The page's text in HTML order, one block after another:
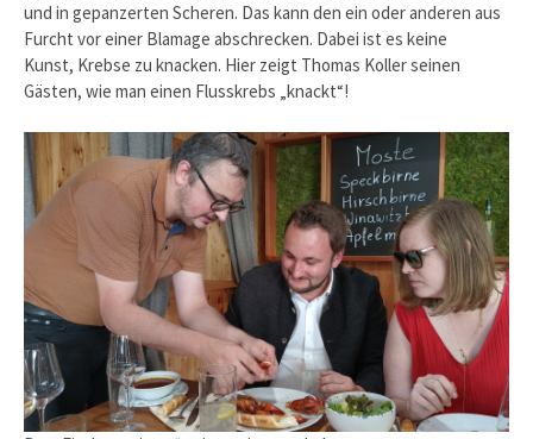
und in gepanzerten Scheren. Das kann den ein oder anderen aus
Furcht vor einer Blamage abschrecken. Dabei ist es keine
Kunst, Krebse zu knacken. Hier zeigt Thomas Koller seinen
Gästen, wie man einen Flusskrebs „knackt“!